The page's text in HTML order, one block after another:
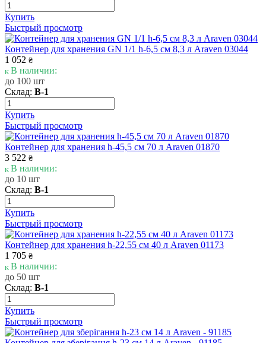
Купить
Быстрый просмотр
Контейнер для хранения GN 1/1 h-6,5 см 8,3 л Araven 03044
1 052 ₴
В наличии:
до 100 шт
Склад: В-1
Купить
Быстрый просмотр
Контейнер для хранения h-45,5 см 70 л Araven 01870
3 522 ₴
В наличии:
до 10 шт
Склад: В-1
Купить
Быстрый просмотр
Контейнер для хранения h-22,55 см 40 л Araven 01173
1 705 ₴
В наличии:
до 50 шт
Склад: В-1
Купить
Быстрый просмотр